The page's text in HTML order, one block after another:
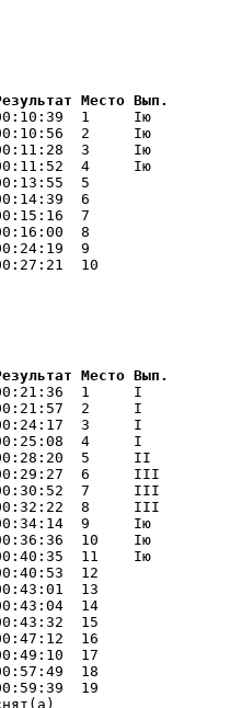
Место Вып.
1     Iю
2     Iю
3     Iю
4     Iю
00:13:55  5
00:14:39  6
00:15:16  7
00:16:00  8
00:24:19  9
00:27:21  10
Место Вып.
00:21:36  1     I
00:21:57  2     I
00:24:17  3     I
00:25:08  4     I
5     II
6     III
7     III
8     III
9     Iю
10    Iю
11    Iю
00:40:53  12
00:43:01  13
00:43:04  14
00:43:32  15
00:47:12  16
00:49:10  17
00:57:49  18
00:59:39  19